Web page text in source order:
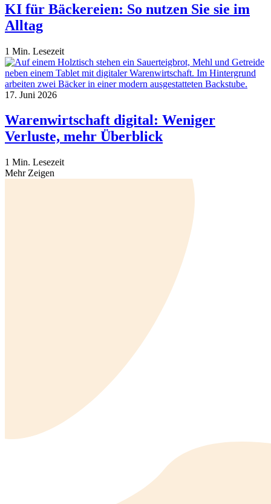
KI für Bäckereien: So nutzen Sie sie im
Alltag
1 Min. Lesezeit
17. Juni 2026
Warenwirtschaft digital: Weniger
Verluste, mehr Überblick
1 Min. Lesezeit
Mehr Zeigen